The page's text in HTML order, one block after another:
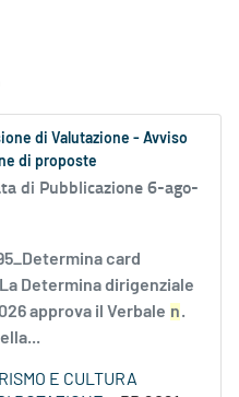
di Valutazione - Avviso
di proposte
di Pubblicazione 6-ago-
card
Determina dirigenziale
approva il Verbale n.
E CULTURA